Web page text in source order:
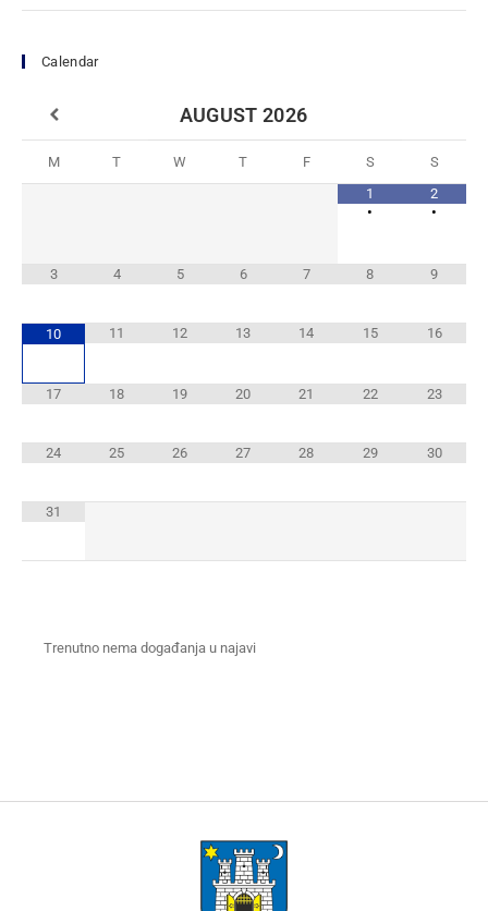
Calendar
AUGUST 2026
M T W T F S
S
1
•
2
•
3 4 5 6 7 8 9
10 11 12 13 14 15 16
17 18 19 20 21 22 23
24 25 26 27 28 29 30
31
Trenutno nema događanja u najavi